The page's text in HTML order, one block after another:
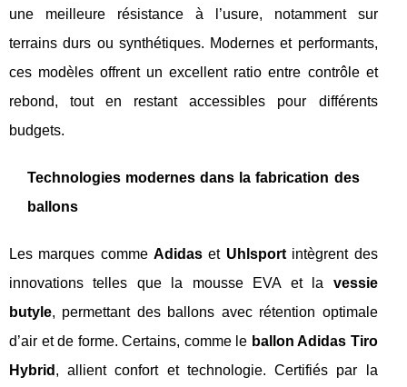
une meilleure résistance à l’usure, notamment sur
terrains durs ou synthétiques. Modernes et performants,
ces modèles offrent un excellent ratio entre contrôle et
rebond, tout en restant accessibles pour différents
budgets.
Technologies modernes dans la fabrication des
ballons
Les marques commeAdidas et Uhlsportintègrent des
innovations telles que la mousse EVA et la vessie
butyle, permettant des ballons avec rétention optimale
d’air et de forme. Certains, comme le ballon Adidas Tiro
Hybrid , allient confort et technologie. Certifiés par la